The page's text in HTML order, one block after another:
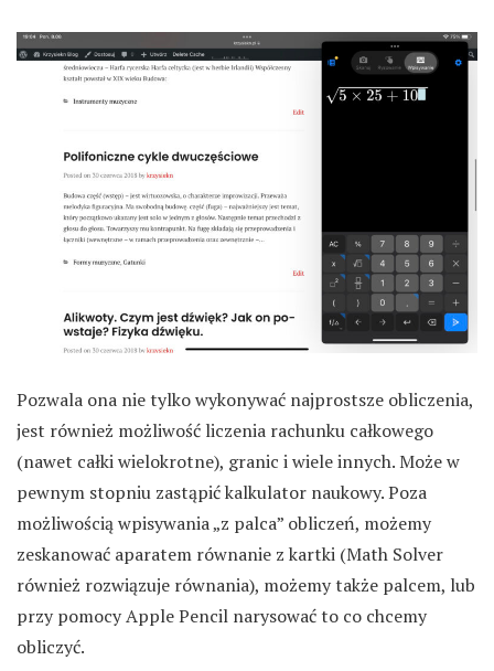
Pozwala ona nie tylko wykonywać najprostsze obliczenia,
jest również możliwość liczenia rachunku całkowego
(nawet całki wielokrotne), granic i wiele innych. Może w
pewnym stopniu zastąpić kalkulator naukowy. Poza
możliwością wpisywania „z palca” obliczeń, możemy
zeskanować aparatem równanie z kartki (Math Solver
również rozwiązuje równania), możemy także palcem, lub
przy pomocy Apple Pencil narysować to co chcemy
obliczyć.